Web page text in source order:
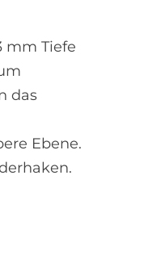
mm Tiefe
das
Ebene.